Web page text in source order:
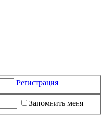
Регистрация
Запомнить меня